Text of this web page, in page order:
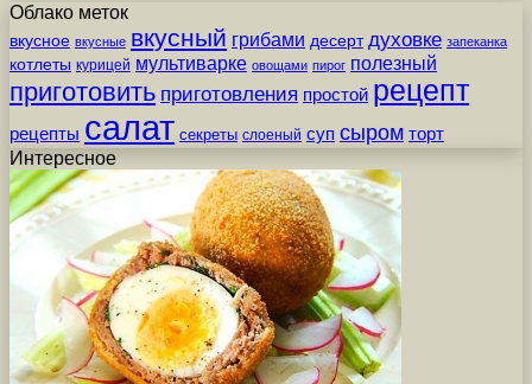
Облако меток
вкусное вкусные вкусный грибами десерт духовке запеканка
котлеты курицей мультиварке овощами пирог полезный
приготовить приготовления простой рецепт
рецепты салат секреты слоеный суп сыром торт
Интересное